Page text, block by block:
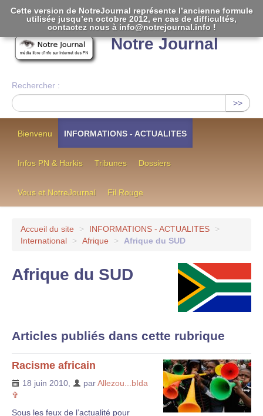
Notre Journal
Rechercher :
>>
Bienvenu INFORMATIONS - ACTUALITES
Infos PN & Harkis Tribunes Dossiers
Vous et NotreJournal Fil Rouge
Accueil du site > INFORMATIONS - ACTUALITES
>
International
> Afrique > Afrique du SUD
Afrique du SUD
Articles publiés dans cette rubrique
Racisme africain
18 juin 2010 parAllezou...bIda
✞
Sous les feux de l’actualité pour
Cette version de NotreJournal représente l’ancienne formule
utilisée jusqu’en octobre 2012, en cas de difficultés,
contactez nous à info@notrejournal.info !